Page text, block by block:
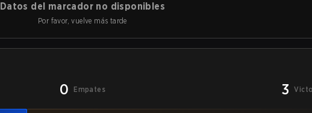
Datos del marcador no disponibles
Por favor, vuelve más tarde
0 Empates 3